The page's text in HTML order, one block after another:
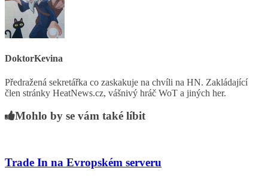
DoktorKevina
Předražená sekretářka co zaskakuje na chvíli na HN. Zakládající
člen stránky HeatNews.cz, vášnivý hráč WoT a jiných her.
Mohlo by se vám také líbit
Trade In na Evropském serveru